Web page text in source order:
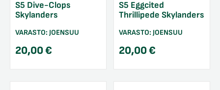
S5 Dive-Clops
Skylanders
VARASTO: JOENSUU
20,00€
S5 Eggcited
Thrillipede Skylanders
VARASTO: JOENSUU
20,00€